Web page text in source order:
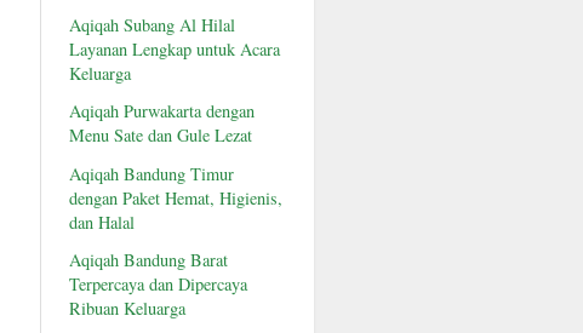
Aqiqah Subang Al Hilal
Layanan Lengkap untuk Acara
Keluarga
Aqiqah Purwakarta dengan
Menu Sate dan Gule Lezat
Aqiqah Bandung Timur
dengan Paket Hemat, Higienis,
dan Halal
Aqiqah Bandung Barat
Terpercaya dan Dipercaya
Ribuan Keluarga